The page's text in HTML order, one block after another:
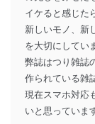
イケると感じた
新しいモノ、新
を大切にしてい
弊誌はつり雑誌
作られている雑
現在スマホ対応
いと思っていま